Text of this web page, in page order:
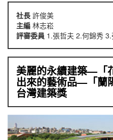
社長 許俊美
主編 林志崧
評審委員 1.張哲夫 2.何錦秀
美麗的永續建築—「
出來的藝術品—「蘭
台灣建築獎